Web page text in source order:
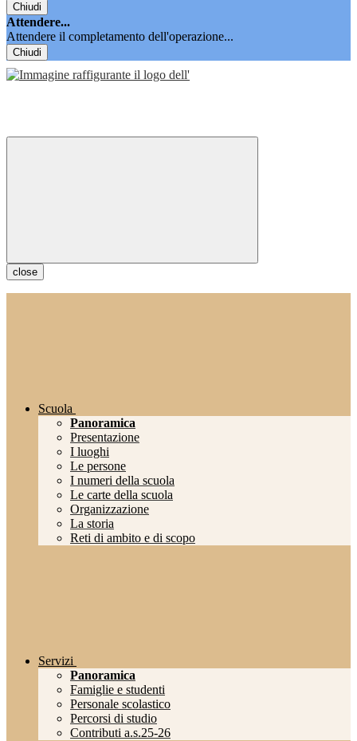
Chiudi
Attendere...
Attendere il completamento dell'operazione...
Chiudi
close
Scuola
Panoramica
Presentazione
I luoghi
Le persone
I numeri della scuola
Le carte della scuola
Organizzazione
La storia
Reti di ambito e di scopo
Servizi
Panoramica
Famiglie e studenti
Personale scolastico
Percorsi di studio
Contributi a.s.25-26